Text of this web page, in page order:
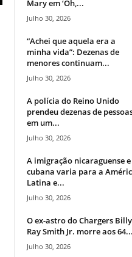
Mary em ‘Oh,...
Julho 30, 2026
“Achei que aquela era a
minha vida”: Dezenas de
menores continuam...
Julho 30, 2026
A polícia do Reino Unido
prendeu dezenas de
em um...
Julho 30, 2026
A imigração nicaraguense e
cubana varia para a
Latina e...
Julho 30, 2026
O ex-astro do Chargers Billy
Ray Smith Jr. morre aos 64...
Julho 30, 2026